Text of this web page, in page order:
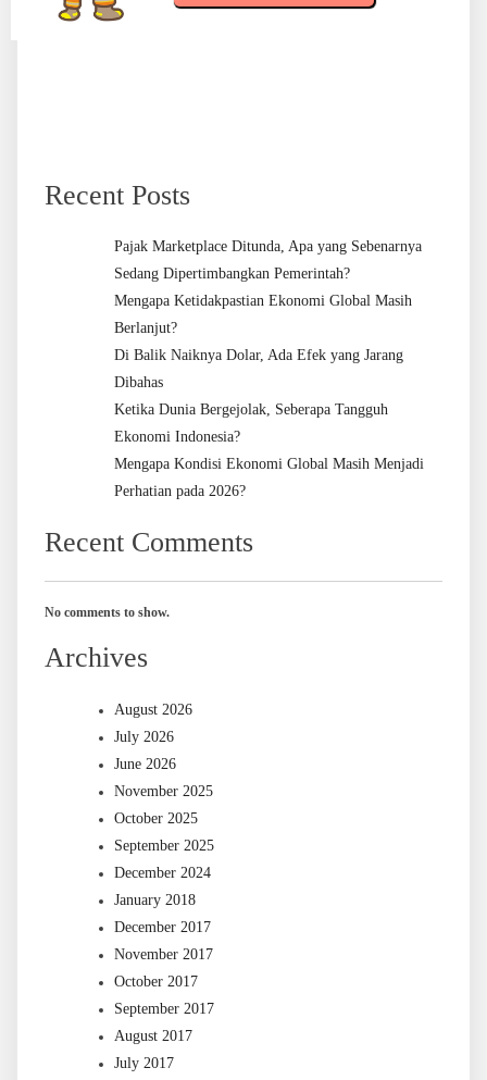
Recent Posts
Pajak Marketplace Ditunda, Apa yang Sebenarnya
Sedang Dipertimbangkan Pemerintah?
Mengapa Ketidakpastian Ekonomi Global Masih
Berlanjut?
Di Balik Naiknya Dolar, Ada Efek yang Jarang
Dibahas
Ketika Dunia Bergejolak, Seberapa Tangguh
Ekonomi Indonesia?
Mengapa Kondisi Ekonomi Global Masih Menjadi
Perhatian pada 2026?
Recent Comments
No comments to show.
Archives
August 2026
July 2026
June 2026
November 2025
October 2025
September 2025
December 2024
January 2018
December 2017
November 2017
October 2017
September 2017
August 2017
July 2017